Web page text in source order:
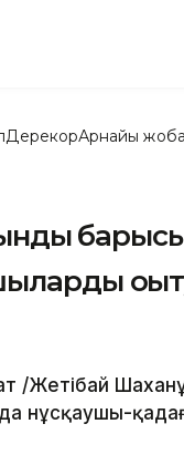
ДерекқорАрнайы жоба
/Жетібай
нұсқаушы-